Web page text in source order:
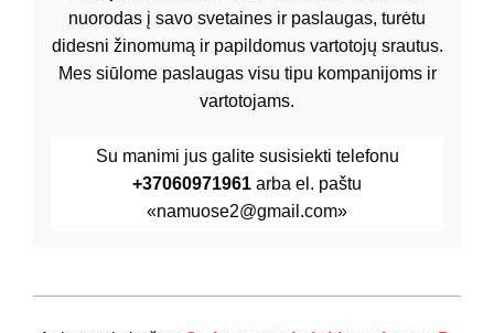
nuorodas į savo svetaines ir paslaugas, turėtu
didesni žinomumą ir papildomus vartotojų srautus.
Mes siūlome paslaugas visu tipu kompanijoms ir
vartotojams.
Su manimi jus galite susisiekti telefonu
+37060971961 arba el. paštu
«namuose2@gmail.com»